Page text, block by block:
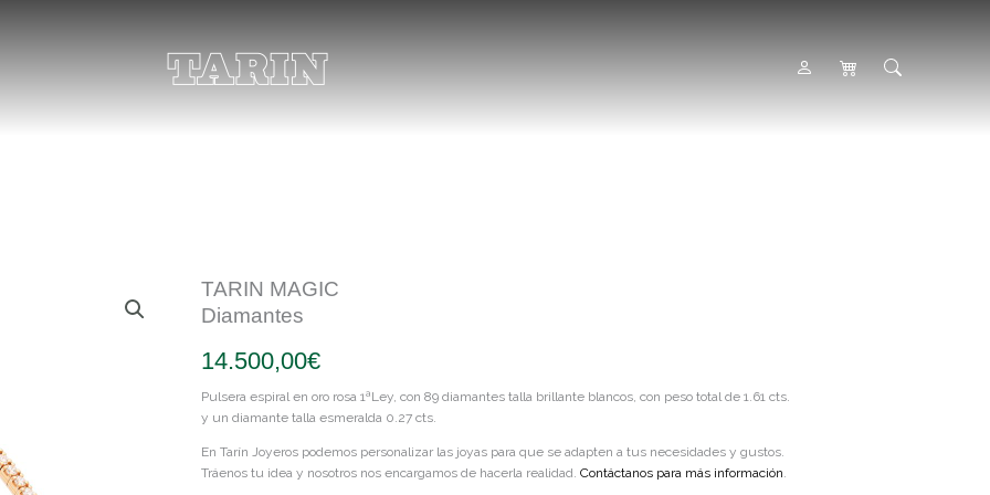
TARIN MAGIC
Diamantes
14.500,00€
Pulsera espiral en oro rosa 1ªLey, con 89 diamantes talla brillante blancos, con peso total de 1.61 cts.
y un diamante talla esmeralda 0.27 cts.
En Tarín Joyeros podemos personalizar las joyas para que se adapten a tus necesidades y gustos.
Tráenos tu idea y nosotros nos encargamos de hacerla realidad. Contáctanos para más información.